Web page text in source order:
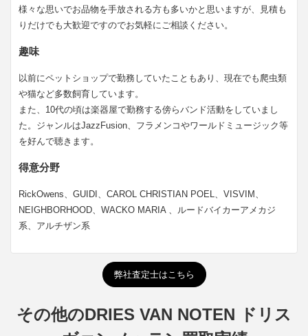
様々な思いでお品物を手放される方も多いかと思いますが、見積も
りだけでも大歓迎ですのでお気軽にご相談ください。
趣味
以前にペットショップで勤務していたこともあり、現在でも爬虫類
や猫など多数飼育しています。
また、10代の頃は楽器屋で勤務する傍らバンド活動をしていまし
た。ジャンルはJazzFusion、フラメンコやワールドミュージック等
を好んで聴きます。
得意分野
RickOwens、GUIDI、CAROL CHRISTIAN POEL、VISVIM、
NEIGHBORHOOD、WACKO MARIA 、ルードバイカーアメカジ
系、アルチザン系
弊社査定士はこちら
その他のDRIES VAN NOTEN ドリス